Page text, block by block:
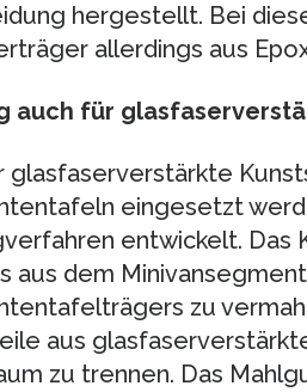
hergestellt. Bei
allerdings aus
auch für
glasfaserverstärkte
eingesetzt
entwickelt. Das
aus dem
zu
aus
zu trennen. Das